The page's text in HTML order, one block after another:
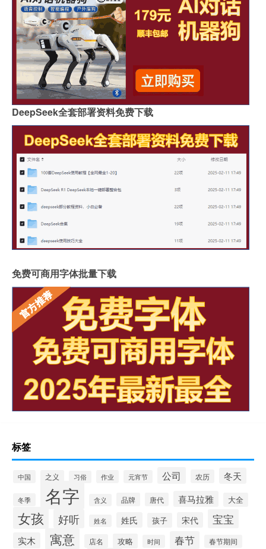
DeepSeek全套部署资料免费下载
免费可商用字体批量下载
标签
中国 之义 习俗 作业 元宵节 公司 农历 冬天
冬季 名字 含义 品牌 唐代 喜马拉雅 大全
女孩 好听 姓名 姓氏 孩子 宋代 宝宝
实木 寓意 店名 攻略 时间 春节 春节期间